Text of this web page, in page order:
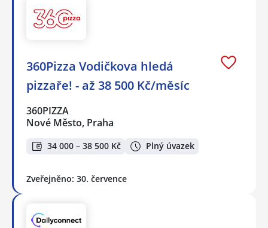
360Pizza Vodičkova hledá
pizzaře! - až 38 500 Kč/měsíc
360PIZZA
Nové Město, Praha
34 000 – 38 500 Kč Plný úvazek
Zveřejněno: 30. července